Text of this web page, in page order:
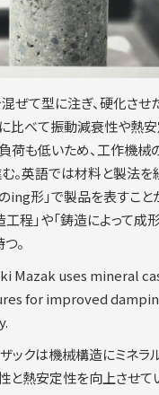
ぜて型に注ぎ、硬化させ
比べて振動減衰性や熱
荷も低いため、工作機械
。英語では材料と製法
ing形」で製品を表すこと
工程」や「鋳造によって成
。
Mazak uses mineral
for improved
ザックは機械構造にミネラ
と熱安定性を向上させて